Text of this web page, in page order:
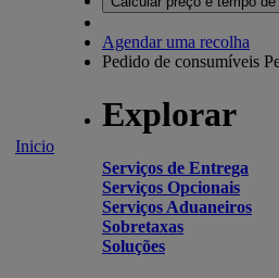
Inicio
Agendar uma recolha
Pedido de consumíveis
Explorar
Serviços de Entrega
Serviços Opcionais
Serviços Aduaneiros
Sobretaxas
Soluções